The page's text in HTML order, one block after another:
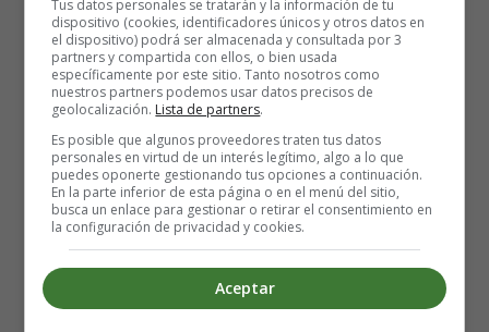
una importante contribución a la Agenda 2030 para el
Desarrollo Sostenible.#DíaInternacionaldelTe
Tus datos personales se tratarán y la información de tu
dispositivo (cookies, identificadores únicos y otros datos en
el dispositivo) podrá ser almacenada y consultada por 3
partners y compartida con ellos, o bien usada
específicamente por este sitio. Tanto nosotros como
nuestros partners podemos usar datos precisos de
geolocalización. Lista de partners.
Es posible que algunos proveedores traten tus datos
personales en virtud de un interés legítimo, algo a lo que
puedes oponerte gestionando tus opciones a continuación.
En la parte inferior de esta página o en el menú del sitio,
busca un enlace para gestionar o retirar el consentimiento en
la configuración de privacidad y cookies.
Aceptar